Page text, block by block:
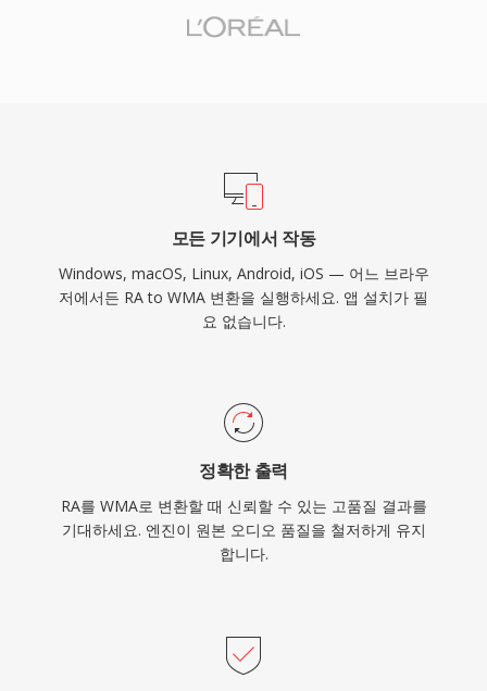
기본 처리되어 모든 Windows 시스템에서 재생에
이 포맷은 레거시 미디어 라이브러리에 여전히 나
타나지만, 스트리밍과 휴대용 사용에서는 새로운
코덱이 대체로 그 자리를 차지했습니다.
모든 기기에서 작동
Windows, macOS, Linux, Android, iOS — 어느 브라우
저에서든 RA to WMA 변환을 실행하세요. 앱 설치가 필
요 없습니다.
정확한 출력
RA를 WMA로 변환할 때 신뢰할 수 있는 고품질 결과를
기대하세요. 엔진이 원본 오디오 품질을 철저하게 유지
합니다.